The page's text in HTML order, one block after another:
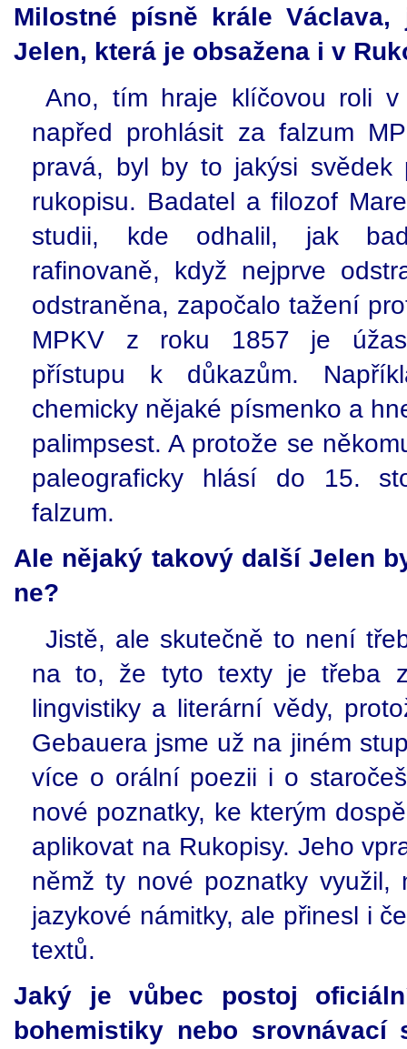
Milostné písně krále Václava,
Jelen, která je obsažena i v
Ano, tím hraje klíčovou roli
napřed prohlásit za falzum
pravá, byl by to jakýsi svědek
rukopisu. Badatel a filozof
studii, kde odhalil, jak
rafinovaně, když nejprve
odstraněna, započalo tažení
MPKV z roku 1857 je
přístupu k důkazům.
chemicky nějaké písmenko a
palimpsest. A protože se
paleograficky hlásí do 15.
falzum.
Ale nějaký takový další Jelen
ne?
Jistě, ale skutečně to není
na to, že tyto texty je třeba
lingvistiky a literární vědy,
Gebauera jsme už na jiném
více o orální poezii i o
nové poznatky, ke kterým
aplikovat na Rukopisy. Jeho
němž ty nové poznatky využil,
jazykové námitky, ale přinesl i
textů.
Jaký je vůbec postoj
bohemistiky nebo srovnávací